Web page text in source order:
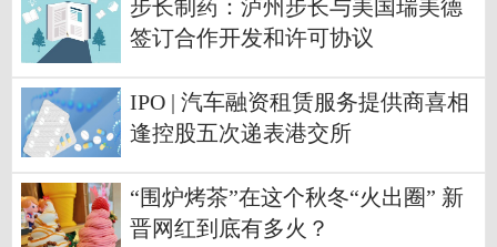
步长制药：泸州步长与美国瑞美德
签订合作开发和许可协议
IPO | 汽车融资租赁服务提供商喜相
逢控股五次递表港交所
“围炉烤茶”在这个秋冬“火出圈” 新
晋网红到底有多火？